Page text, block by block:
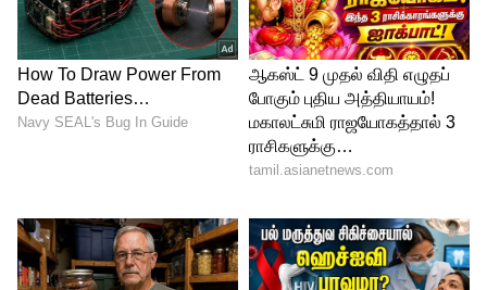
செய்யலாம். சார்ட் பேப்பர், ரிப்பன்
போன்றவற்றுக்கு ஆகும் செலவு ரொம்பவே
குறைவு. ஆனால், உங்கள்
கிரியேட்டிவிட்டிக்கு ஏற்ப, ஒரு கஸ்டமைஸ்டு
பாக்ஸ் ₹50 முதல் ₹100 வரை லாபம்